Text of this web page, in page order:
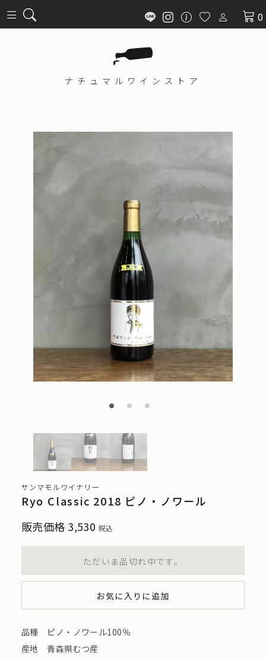
0
ナチュマル ワインストア
サンマモルワイナリー
Ryo Classic 2018 ピノ・ノワール
販売価格 3,530 税込
ただいま品切れ中です。
お気に入りに追加
品種 ピノ・ノワール100％
産地 青森県むつ産